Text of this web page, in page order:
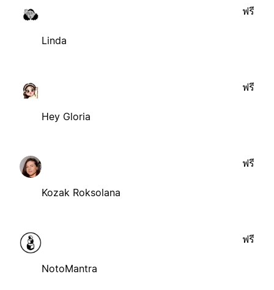
Linda
ฟรี
Hey Gloria
ฟรี
Kozak Roksolana
ฟรี
NotoMantra
ฟรี